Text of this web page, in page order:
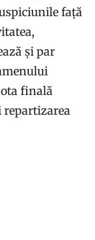
față
și par
finală
repartizarea